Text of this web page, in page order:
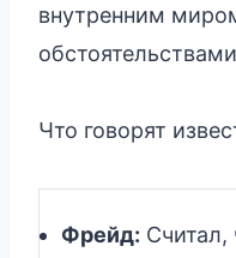
внутренним
Что говорят
Фрейд: Считал,